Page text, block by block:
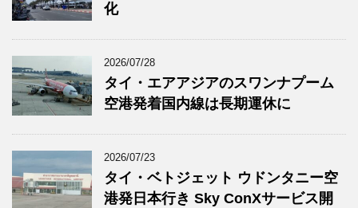
化
2026/07/28
タイ・エアアジアのスワンナプーム
空港発着国内線は長期運休に
2026/07/23
タイ・ベトジェット ウドンタニー空
港発日本行き Sky ConXサービス開